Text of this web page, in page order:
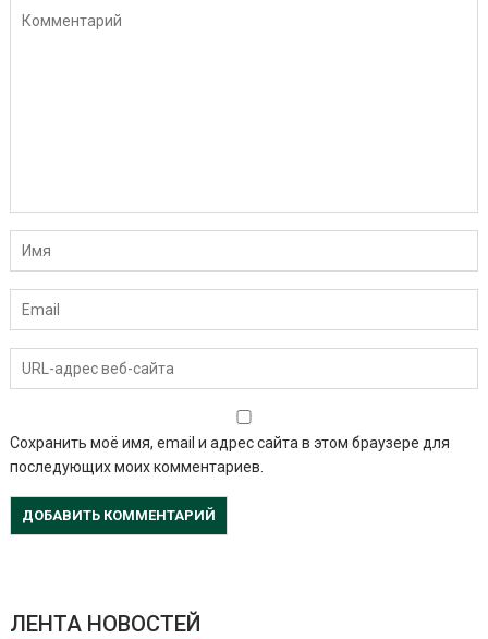
Сохранить моё имя, email и адрес сайта в этом браузере для
последующих моих комментариев.
ЛЕНТА НОВОСТЕЙ